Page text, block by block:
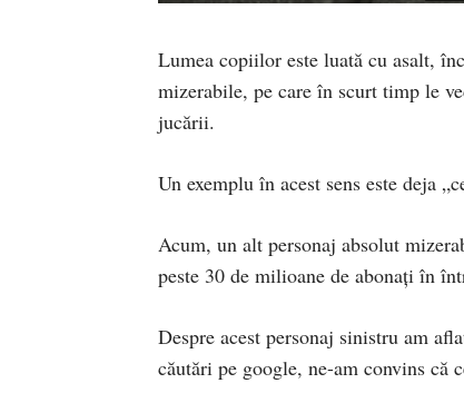
Lumea copiilor este luată cu asalt,
mizerabile, pe care în scurt timp le
jucării.
Un exemplu în acest sens este deja
Acum, un alt personaj absolut
peste 30 de milioane de abonați în
Despre acest personaj sinistru am
căutări pe google, ne-am convins că